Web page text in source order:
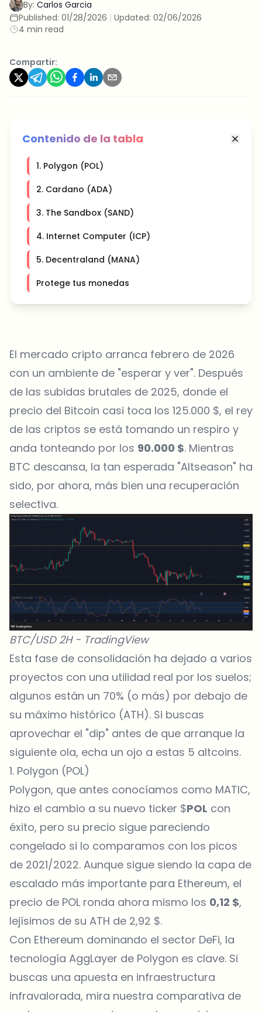
By: Carlos Garcia
Published: 01/28/2026 | Updated: 02/06/2026
4 min read
Compartir:
Contenido de la tabla
1. Polygon (POL)
2. Cardano (ADA)
3. The Sandbox (SAND)
4. Internet Computer (ICP)
5. Decentraland (MANA)
Protege tus monedas
El mercado cripto arranca febrero de 2026
con un ambiente de "esperar y ver". Después
de las subidas brutales de 2025, donde el
precio del Bitcoin casi toca los 125.000 $, el rey
de las criptos se está tomando un respiro y
anda tonteando por los 90.000 $. Mientras
BTC descansa, la tan esperada "Altseason" ha
sido, por ahora, más bien una recuperación
selectiva.
BTC/USD 2H - TradingView
Esta fase de consolidación ha dejado a varios
proyectos con una utilidad real por los suelos;
algunos están un 70% (o más) por debajo de
su máximo histórico (ATH). Si buscas
aprovechar el "dip" antes de que arranque la
siguiente ola, echa un ojo a estas 5 altcoins.
1. Polygon (POL)
Polygon, que antes conocíamos como MATIC,
hizo el cambio a su nuevo ticker $POL con
éxito, pero su precio sigue pareciendo
congelado si lo comparamos con los picos
de 2021/2022. Aunque sigue siendo la capa de
escalado más importante para Ethereum, el
precio de POL ronda ahora mismo los 0,12 $,
lejísimos de su ATH de 2,92 $.
Con Ethereum dominando el sector DeFi, la
tecnología AggLayer de Polygon es clave. Si
buscas una apuesta en infraestructura
infravalorada, mira nuestra comparativa de